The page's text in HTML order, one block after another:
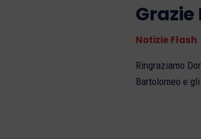
Grazie
Notizie Flash
Ringraziamo
Bartolomeo e